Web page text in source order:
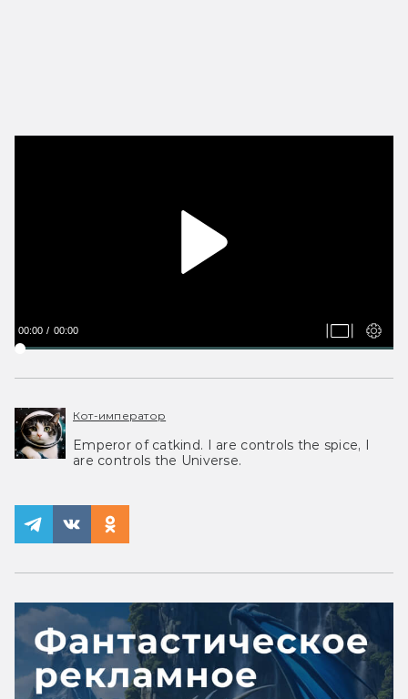
00:00 00:00
Кот-император
Emperor of catkind. I are controls the spice, I
are controls the Universe.